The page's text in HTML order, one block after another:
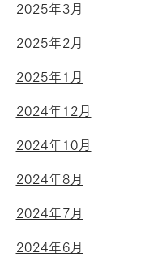
2025年3月
2025年2月
2025年1月
2024年12月
2024年10月
2024年8月
2024年7月
2024年6月